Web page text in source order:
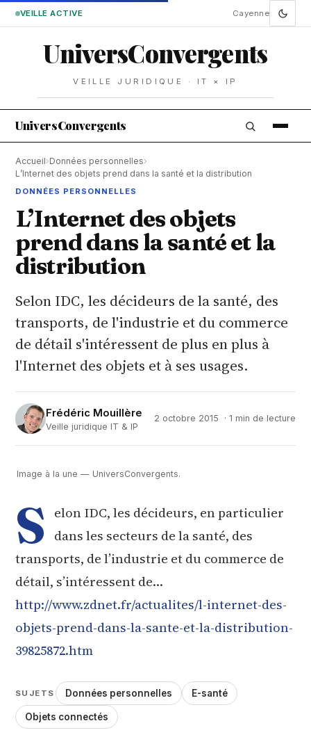
VEILLE ACTIVE Cayenne
UniversConvergents
VEILLE JURIDIQUE · IT × IP
UniversConvergents
Accueil›Données personnelles›
L’Internet des objets prend dans la santé et la distribution
DONNÉES PERSONNELLES
L’Internet des objets
prend dans la santé et la
distribution
Selon IDC, les décideurs de la santé, des
transports, de l'industrie et du commerce
de détail s'intéressent de plus en plus à
l'Internet des objets et à ses usages.
Frédéric Mouillère
Veille juridique IT & IP
2 octobre 2015 · 1 min de lecture
Image à la une — UniversConvergents.
S
elon IDC, les décideurs, en particulier
dans les secteurs de la santé, des
transports, de l’industrie et du commerce de
détail, s’intéressent de…
http://www.zdnet.fr/actualites/l-internet-des-
objets-prend-dans-la-sante-et-la-distribution-
39825872.htm
SUJETS Données personnelles E-santé
Objets connectés